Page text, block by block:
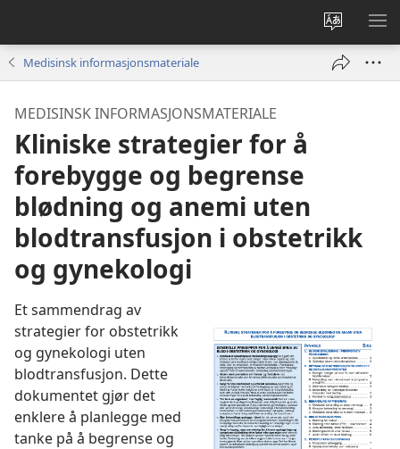
Endre
språk
VIS
Medisinsk informasjonsmateriale
MEDISINSK INFORMASJONSMATERIALE
Kliniske strategier for å
forebygge og begrense
blødning og anemi uten
blodtransfusjon i obstetrikk
og gynekologi
Et sammendrag av
strategier for obstetrikk
og gynekologi uten
blodtransfusjon. Dette
dokumentet gjør det
enklere å planlegge med
tanke på å begrense og